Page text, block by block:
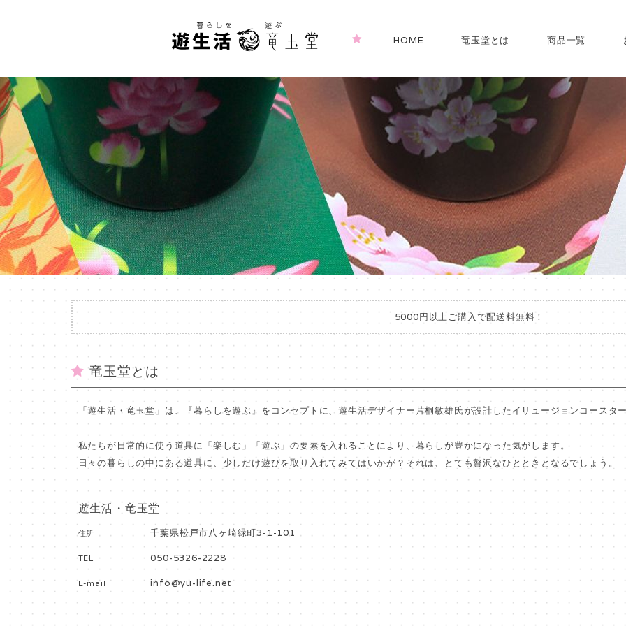
HOME 竜玉堂とは 商品一覧
5000円以上ご購入で配送料無料！
竜玉堂とは
「遊生活・竜玉堂」は、『暮らしを遊ぶ』をコンセプトに、遊生活デザイナー片桐敏雄氏が設計したイリュージョンコースタ
私たちが日常的に使う道具に「楽しむ」「遊ぶ」の要素を入れることにより、暮らしが豊かになった気がします。
日々の暮らしの中にある道具に、少しだけ遊びを取り入れてみてはいかが？それは、とても贅沢なひとときとなるでしょう。
遊生活・竜玉堂
住所 千葉県松戸市八ヶ崎緑町3-1-101
TEL 050-5326-2228
E-mail info@yu-life.net